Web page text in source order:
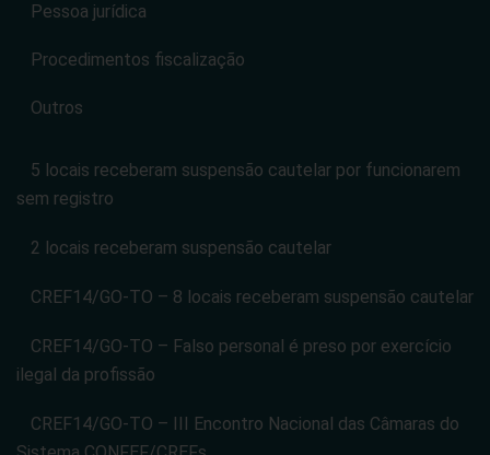
Pessoa jurídica
Procedimentos fiscalização
Outros
5 locais receberam suspensão cautelar por funcionarem
sem registro
2 locais receberam suspensão cautelar
CREF14/GO-TO – 8 locais receberam suspensão cautelar
CREF14/GO-TO – Falso personal é preso por exercício
ilegal da profissão
CREF14/GO-TO – III Encontro Nacional das Câmaras do